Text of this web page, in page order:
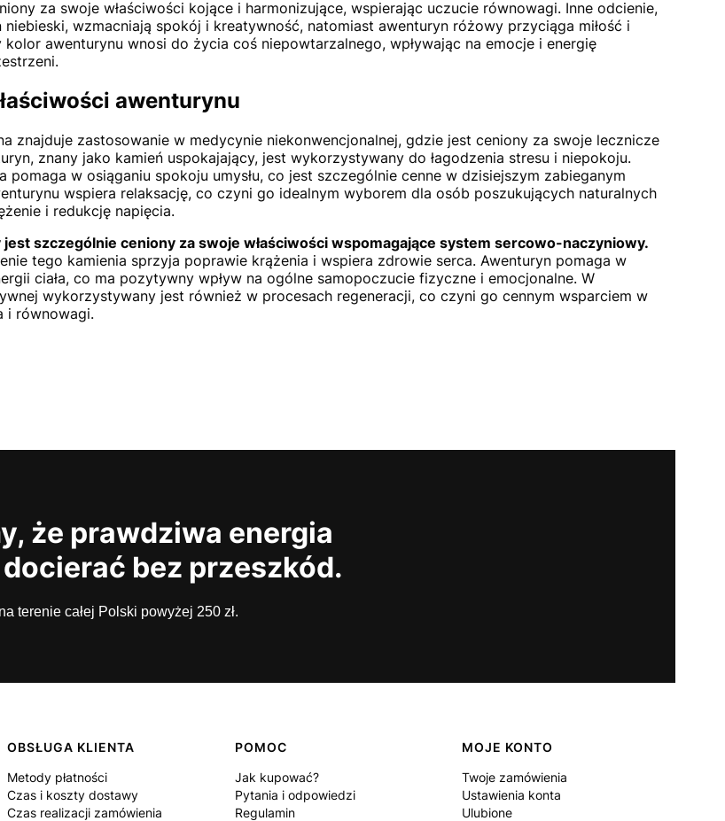
za swoje właściwości kojące i harmonizujące, wspierając uczucie równowagi. Inne odcienie,
wzmacniają spokój i kreatywność, natomiast awenturyn różowy przyciąga miłość i
kolor awenturynu wnosi do życia coś niepowtarzalnego, wpływając na emocje i energię
awenturynu
znajduje zastosowanie w medycynie niekonwencjonalnej, gdzie jest ceniony za swoje lecznicze
znany jako kamień uspokajający, jest wykorzystywany do łagodzenia stresu i niepokoju.
pomaga w osiąganiu spokoju umysłu, co jest szczególnie cenne w dzisiejszym zabieganym
wspiera relaksację, co czyni go idealnym wyborem dla osób poszukujących naturalnych
i redukcję napięcia.
szczególnie ceniony za swoje właściwości wspomagające system sercowo-naczyniowy.
tego kamienia sprzyja poprawie krążenia i wspiera zdrowie serca. Awenturyn pomaga w
ciała, co ma pozytywny wpływ na ogólne samopoczucie fizyczne i emocjonalne. W
wykorzystywany jest również w procesach regeneracji, co czyni go cennym wsparciem w
i równowagi.
że prawdziwa energia
bez przeszkód.
terenie całej Polski powyżej 250 zł.
OBSŁUGA KLIENTA
Metody płatności
Czas i koszty dostawy
Czas realizacji zamówienia
POMOC
Jak kupować?
Pytania i odpowiedzi
Regulamin
MOJE KONTO
Twoje zamówienia
Ustawienia konta
Ulubione